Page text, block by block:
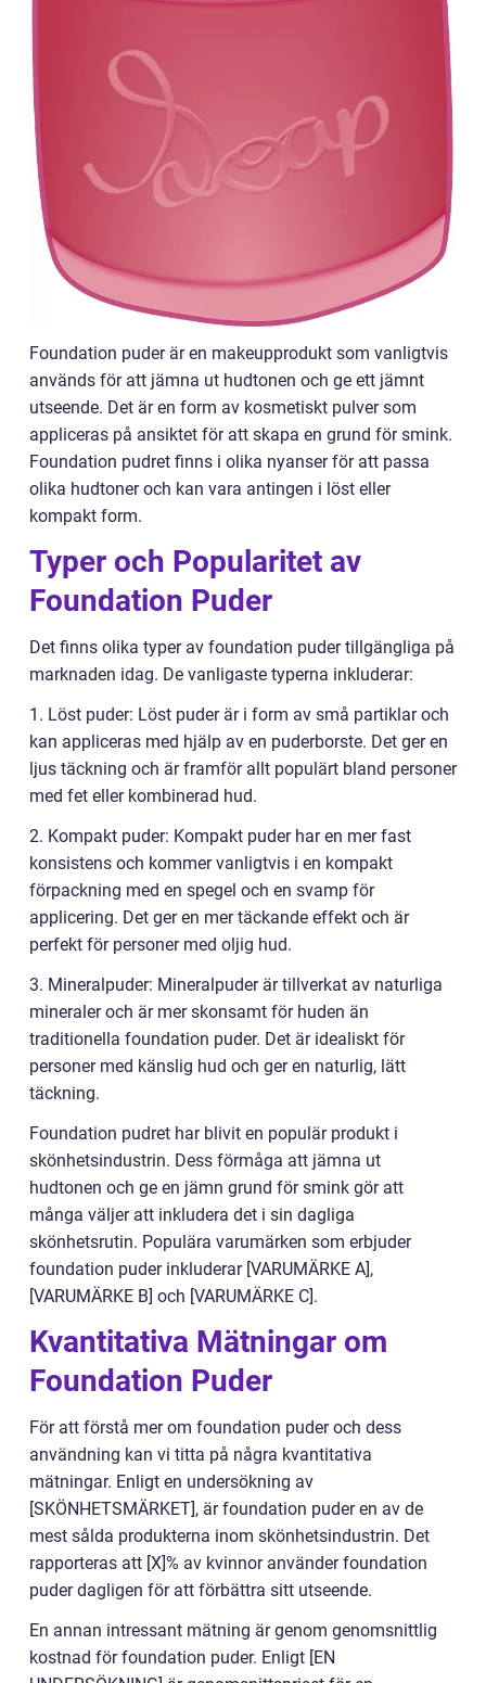
Foundation puder är en makeupprodukt som vanligtvis
används för att jämna ut hudtonen och ge ett jämnt
utseende. Det är en form av kosmetiskt pulver som
appliceras på ansiktet för att skapa en grund för smink.
Foundation pudret finns i olika nyanser för att passa
olika hudtoner och kan vara antingen i löst eller
kompakt form.
Typer och Popularitet av
Foundation Puder
Det finns olika typer av foundation puder tillgängliga på
marknaden idag. De vanligaste typerna inkluderar:
1. Löst puder: Löst puder är i form av små partiklar och
kan appliceras med hjälp av en puderborste. Det ger en
ljus täckning och är framför allt populärt bland personer
med fet eller kombinerad hud.
2. Kompakt puder: Kompakt puder har en mer fast
konsistens och kommer vanligtvis i en kompakt
förpackning med en spegel och en svamp för
applicering. Det ger en mer täckande effekt och är
perfekt för personer med oljig hud.
3. Mineralpuder: Mineralpuder är tillverkat av naturliga
mineraler och är mer skonsamt för huden än
traditionella foundation puder. Det är idealiskt för
personer med känslig hud och ger en naturlig, lätt
täckning.
Foundation pudret har blivit en populär produkt i
skönhetsindustrin. Dess förmåga att jämna ut
hudtonen och ge en jämn grund för smink gör att
många väljer att inkludera det i sin dagliga
skönhetsrutin. Populära varumärken som erbjuder
foundation puder inkluderar [VARUMÄRKE A],
[VARUMÄRKE B] och [VARUMÄRKE C].
Kvantitativa Mätningar om
Foundation Puder
För att förstå mer om foundation puder och dess
användning kan vi titta på några kvantitativa
mätningar. Enligt en undersökning av
[SKÖNHETSMÄRKET], är foundation puder en av de
mest sålda produkterna inom skönhetsindustrin. Det
rapporteras att [X]% av kvinnor använder foundation
puder dagligen för att förbättra sitt utseende.
En annan intressant mätning är genom genomsnittlig
kostnad för foundation puder. Enligt [EN